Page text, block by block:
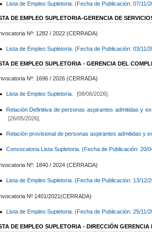
Lista de Empleo Supletoria. (Fecha de Publicación: 07/11/
DE EMPLEO SUPLETORIA-GERENCIA DE
Nº: 1282 / 2022 (CERRADA)
Lista de Empleo Supletoria. (Fecha de Publicación: 03/11/
DE EMPLEO SUPLETORIA - GERENCIA DEL
Nº: 1696 / 2026 (CERRADA)
Lista de Empleo Supletoria. [08/06/2026].
Relación Definitiva de personas aspirantes admitidas y
[26/05/2026].
Relación provisional de personas aspirantes admitidas y
Convocatoria Lista Supletoria. (Fecha de Publicación: 20/
Nº: 1840 / 2024 (CERRADA)
Lista de Empleo Supletoria. (Fecha de Publicación: 13/12/
Nº 1401/2021(CERRADA)
Lista de Empleo Supletoria. (Fecha de Publicación: 25/11/
DE EMPLEO SUPLETORIA - DIRECCIÓN